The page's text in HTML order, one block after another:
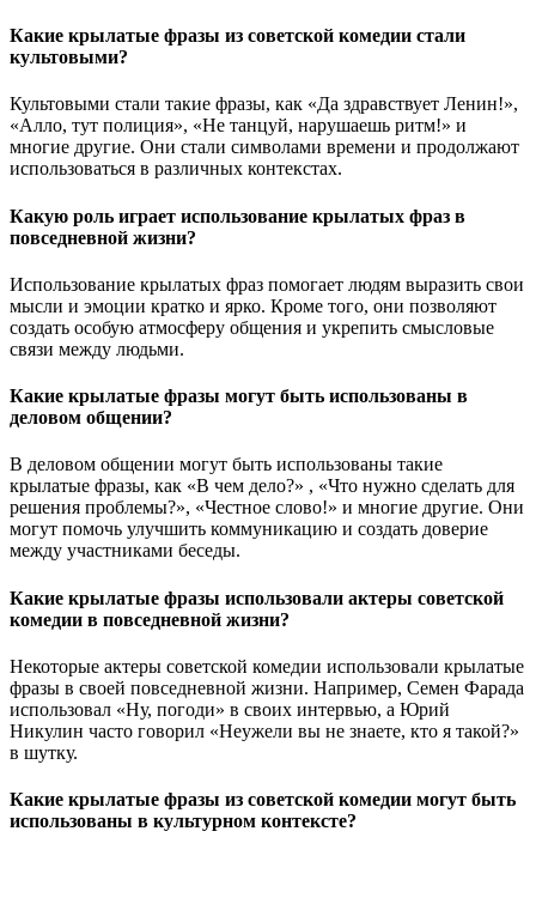
Какие крылатые фразы из советской комедии стали
культовыми?
Культовыми стали такие фразы, как «Да здравствует Ленин!»,
«Алло, тут полиция», «Не танцуй, нарушаешь ритм!» и
многие другие. Они стали символами времени и продолжают
использоваться в различных контекстах.
Какую роль играет использование крылатых фраз в
повседневной жизни?
Использование крылатых фраз помогает людям выразить свои
мысли и эмоции кратко и ярко. Кроме того, они позволяют
создать особую атмосферу общения и укрепить смысловые
связи между людьми.
Какие крылатые фразы могут быть использованы в
деловом общении?
В деловом общении могут быть использованы такие
крылатые фразы, как «В чем дело?» , «Что нужно сделать для
решения проблемы?», «Честное слово!» и многие другие. Они
могут помочь улучшить коммуникацию и создать доверие
между участниками беседы.
Какие крылатые фразы использовали актеры советской
комедии в повседневной жизни?
Некоторые актеры советской комедии использовали крылатые
фразы в своей повседневной жизни. Например, Семен Фарада
использовал «Ну, погоди» в своих интервью, а Юрий
Никулин часто говорил «Неужели вы не знаете, кто я такой?»
в шутку.
Какие крылатые фразы из советской комедии могут быть
использованы в культурном контексте?